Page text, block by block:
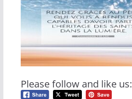
Please follow and like us: